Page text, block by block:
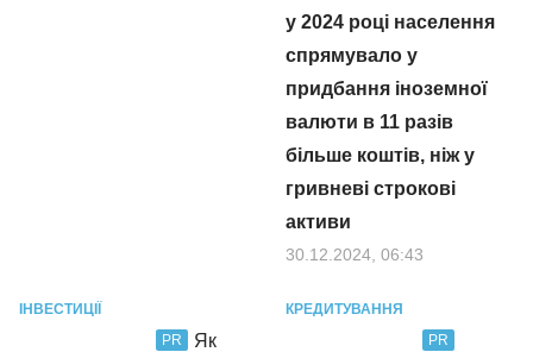
у 2024 році населення
спрямувало у
придбання іноземної
валюти в 11 разів
більше коштів, ніж у
гривневі строкові
активи
30.12.2024, 06:43
ІНВЕСТИЦІЇ
PR
Як
КРЕДИТУВАННЯ
PR